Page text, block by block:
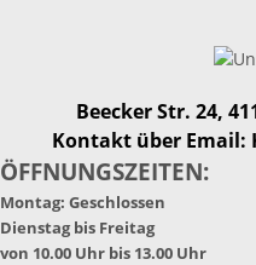
Beecker Str. 24,
Kontakt über Email:
ÖFFNUNGSZEITEN:
Montag: Geschlossen
Dienstag bis Freitag
von 10.00 Uhr bis 13.00 Uhr